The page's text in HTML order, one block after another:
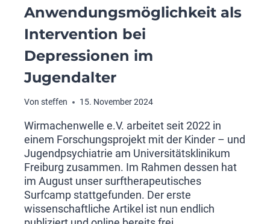
Anwendungsmöglichkeit als
Intervention bei
Depressionen im
Jugendalter
Von steffen 15. November 2024
Wirmachenwelle e.V. arbeitet seit 2022 in
einem Forschungsprojekt mit der Kinder – und
Jugendpsychiatrie am Universitätsklinikum
Freiburg zusammen. Im Rahmen dessen hat
im August unser surftherapeutisches
Surfcamp stattgefunden. Der erste
wissenschaftliche Artikel ist nun endlich